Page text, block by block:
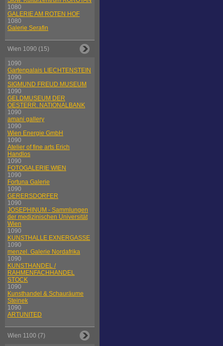
1080
GALERIE AM ROTEN HOF
1080
Galerie Serafin
Wien 1090 (15)
1090
Gartenpalais LIECHTENSTEIN
1090
SIGMUND FREUD MUSEUM
1090
GELDMUSEUM DER
OESTERR. NATIONALBANK
1090
amani gallery
1090
Wien Energie GmbH
1090
Atelier of fine arts Erich
Handlos
1090
FOTOGALERIE WIEN
1090
Fortuna Galerie
1090
GERERSDORFER
1090
JOSEPHINUM - Sammlungen
der medizinischen Universität
Wien
1090
KUNSTHALLE EXNERGASSE
1090
menzel. Galerie Nordafrika
1090
KUNSTHANDEL /
RAHMENFACHHANDEL
STOCK
1090
Kunsthandel & Schauräume
Steinek
1090
ARTUNITED
Wien 1100 (7)